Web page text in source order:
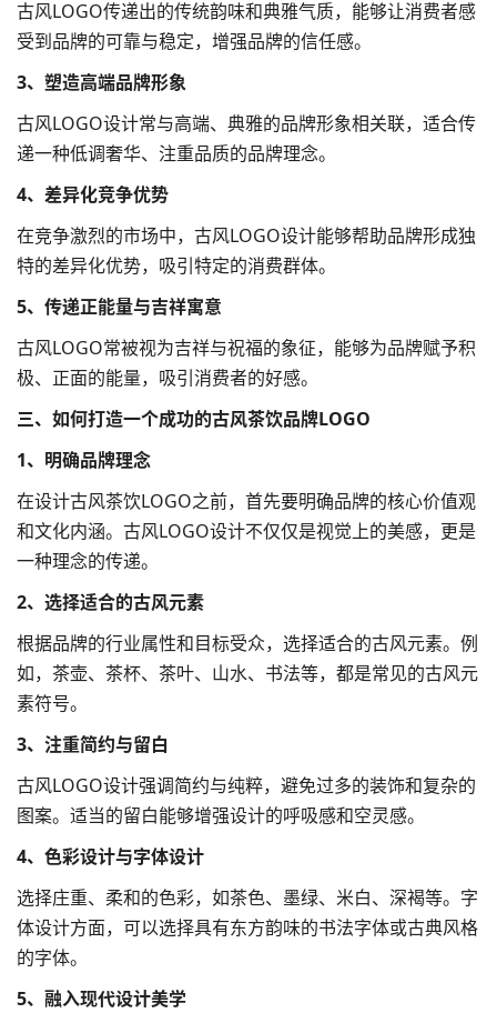
古风LOGO传递出的传统韵味和典雅气质，能够让消费者感
受到品牌的可靠与稳定，增强品牌的信任感。
3、塑造高端品牌形象
古风LOGO设计常与高端、典雅的品牌形象相关联，适合传
递一种低调奢华、注重品质的品牌理念。
4、差异化竞争优势
在竞争激烈的市场中，古风LOGO设计能够帮助品牌形成独
特的差异化优势，吸引特定的消费群体。
5、传递正能量与吉祥寓意
古风LOGO常被视为吉祥与祝福的象征，能够为品牌赋予积
极、正面的能量，吸引消费者的好感。
三、 如何打造一个成功的古风茶饮品牌LOGO
1、明确品牌理念
在设计古风茶饮LOGO之前，首先要明确品牌的核心价值观
和文化内涵。古风LOGO设计不仅仅是视觉上的美感，更是
一种理念的传递。
2、选择适合的古风元素
根据品牌的行业属性和目标受众，选择适合的古风元素。例
如，茶壶、茶杯、茶叶、山水、书法等，都是常见的古风元
素符号。
3、注重简约与留白
古风LOGO设计强调简约与纯粹，避免过多的装饰和复杂的
图案。适当的留白能够增强设计的呼吸感和空灵感。
4、 色彩设计与字体设计
选择庄重、柔和的色彩，如茶色、墨绿、米白、深褐等。字
体设计方面，可以选择具有东方韵味的书法字体或古典风格
的字体。
5、融入现代设计美学